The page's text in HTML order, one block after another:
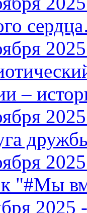
–
"#Мы
2025